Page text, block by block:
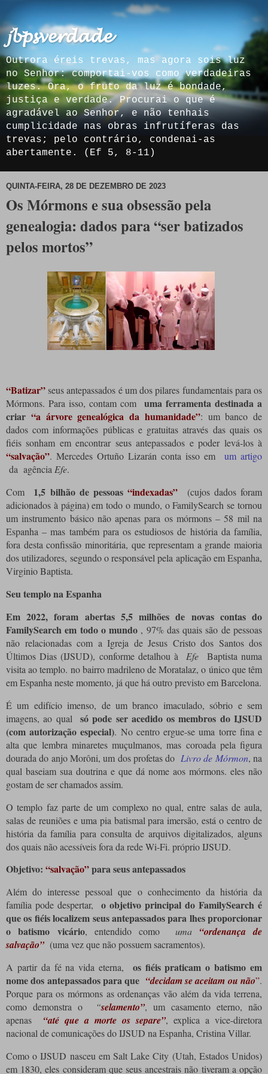
𝓳𝓫𝓹𝓼𝓿𝓮𝓻𝓭𝓪𝓭𝓮
Outrora éreis trevas, mas agora sois luz
no Senhor: comportai-vos como verdadeiras
luzes. Ora, o fruto da luz é bondade,
justiça e verdade. Procurai o que é
agradável ao Senhor, e não tenhais
cumplicidade nas obras infrutíferas das
trevas; pelo contrário, condenai-as
abertamente. (Ef 5, 8-11)
QUINTA-FEIRA, 28 DE DEZEMBRO DE 2023
Os Mórmons e sua obsessão pela
genealogia: dados para “ser batizados
pelos mortos”
“Batizar”seus antepassados ​​é um dos pilares fundamentais para os
Mórmons. Para isso, contam com uma ferramenta destinada a
criar “a árvore genealógica da humanidade”: um banco de
dados com informações públicas e gratuitas através das quais os
fiéis sonham em encontrar seus antepassados ​​​​e poder levá-los à
“salvação”. Mercedes Ortuño Lizarán conta isso em um artigo
da agênciaEfe.
Com 1,5 bilhão de pessoas“indexadas” (cujos dados foram
adicionados à página) em todo o mundo, o FamilySearch se tornou
um instrumento básico não apenas para os mórmons – 58 mil na
Espanha – mas também para os estudiosos de história da família,
fora desta confissão minoritária, que representam a grande maioria
dos utilizadores, segundo o responsável pela aplicação em Espanha,
Virginio Baptista.
Seu templo na Espanha
Em 2022, foram abertas 5,5 milhões de novas contas do
FamilySearch em todo o mundo , 97% das quais são de pessoas
não relacionadas com a Igreja de Jesus Cristo dos Santos dos
Últimos Dias (IJSUD), conforme detalhou à Efe Baptista numa
visita ao templo. no bairro madrileno de Moratalaz, o único que têm
em Espanha neste momento, já que há outro previsto em Barcelona.
É um edifício imenso, de um branco imaculado, sóbrio e sem
imagens, ao qualsó pode ser acedido os membros do IJSUD
(com autorização especial). No centro ergue-se uma torre fina e
alta que lembra minaretes muçulmanos, mas coroada pela figura
dourada do anjo Morôni, um dos profetas do Livro de Mórmon, na
qual baseiam sua doutrina e que dá nome aos mórmons. eles não
gostam de ser chamados assim.
O templo faz parte de um complexo no qual, entre salas de aula,
salas de reuniões e uma pia batismal para imersão, está o centro de
história da família para consulta de arquivos digitalizados, alguns
dos quais não acessíveis fora da rede Wi-Fi. próprio IJSUD.
Objetivo: “salvação”para seus antepassados
Além do interesse pessoal que o conhecimento da história da
família pode despertar, o objetivo principal do FamilySearch é
que os fiéis localizem seus antepassados ​​para lhes proporcionar
o batismo vicário, entendido como uma “ordenança de
salvação”(uma vez que não possuem sacramentos).
A partir da fé na vida eterna, os fiéis praticam o batismo em
nome dos antepassados ​​para que “decidam se aceitam ou não”.
Porque para os mórmons as ordenanças vão além da vida terrena,
como demonstra o
“selamento”, um casamento eterno, não
apenas “até que a morte os separe”, explica a vice-diretora
nacional de comunicações do IJSUD na Espanha, Cristina Villar.
Como o IJSUD nasceu em Salt Lake City (Utah, Estados Unidos)
em 1830, eles consideram que seus ancestrais não tiveram a opção